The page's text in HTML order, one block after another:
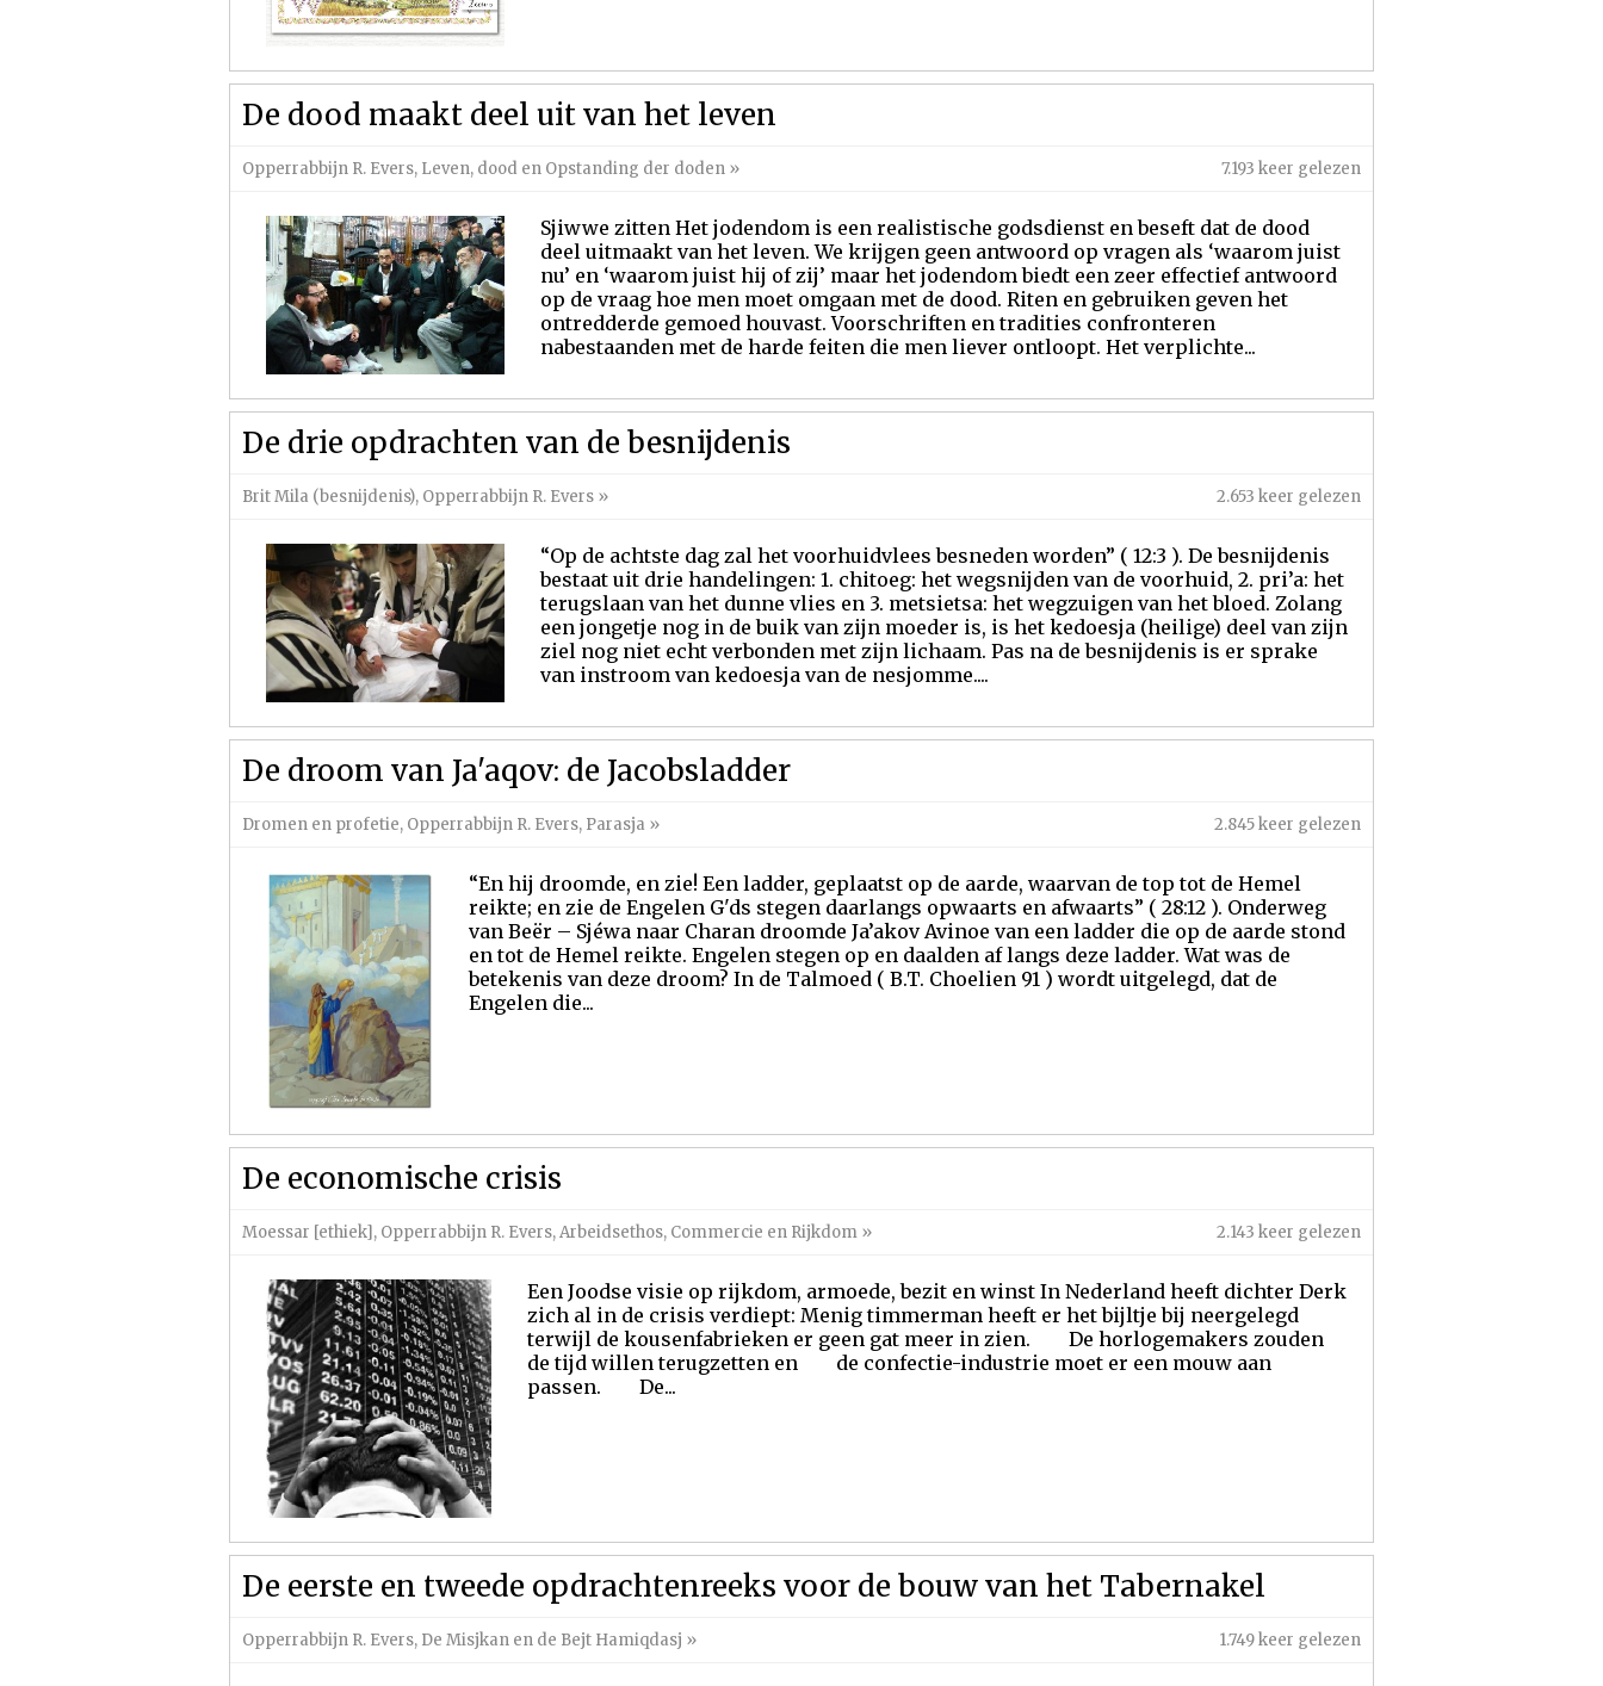
De dood maakt deel uit van het leven
Opperrabbijn R. Evers, Leven, dood en Opstanding der doden » 7.193 keer gelezen
Sjiwwe zitten Het jodendom is een realistische godsdienst en beseft dat de dood
deel uitmaakt van het leven. We krijgen geen antwoord op vragen als ‘waarom juist
nu’ en ‘waarom juist hij of zij’ maar het jodendom biedt een zeer effectief antwoord
op de vraag hoe men moet omgaan met de dood. Riten en gebruiken geven het
ontredderde gemoed houvast. Voorschriften en tradities confronteren
nabestaanden met de harde feiten die men liever ontloopt. Het verplichte...
De drie opdrachten van de besnijdenis
Brit Mila (besnijdenis), Opperrabbijn R. Evers » 2.653 keer gelezen
“Op de achtste dag zal het voorhuidvlees besneden worden” ( 12:3 ). De besnijdenis
bestaat uit drie handelingen: 1. chitoeg: het wegsnijden van de voorhuid, 2. pri’a: het
terugslaan van het dunne vlies en 3. metsietsa: het wegzuigen van het bloed. Zolang
een jongetje nog in de buik van zijn moeder is, is het kedoesja (heilige) deel van zijn
ziel nog niet echt verbonden met zijn lichaam. Pas na de besnijdenis is er sprake
van instroom van kedoesja van de nesjomme....
De droom van Ja'aqov: de Jacobsladder
Dromen en profetie, Opperrabbijn R. Evers, Parasja » 2.845 keer gelezen
“En hij droomde, en zie! Een ladder, geplaatst op de aarde, waarvan de top tot de Hemel
reikte; en zie de Engelen G'ds stegen daarlangs opwaarts en afwaarts” ( 28:12 ). Onderweg
van Beër – Sjéwa naar Charan droomde Ja’akov Avinoe van een ladder die op de aarde stond
en tot de Hemel reikte. Engelen stegen op en daalden af langs deze ladder. Wat was de
betekenis van deze droom? In de Talmoed ( B.T. Choelien 91 ) wordt uitgelegd, dat de
Engelen die...
De economische crisis
Moessar [ethiek], Opperrabbijn R. Evers,Arbeidsethos, Commercie en Rijkdom » 2.143 keer gelezen
Een Joodse visie op rijkdom, armoede, bezit en winst In Nederland heeft dichter Derk
zich al in de crisis verdiept: Menig timmerman heeft er het bijltje bij neergelegd
terwijl de kousenfabrieken er geen gat meer in zien. De horlogemakers zouden
de tijd willen terugzetten en de confectie-industrie moet er een mouw aan
passen. De...
De eerste en tweede opdrachtenreeks voor de bouw van het Tabernakel
Opperrabbijn R. Evers, De Misjkan en de Bejt Hamiqdasj » 1.749 keer gelezen